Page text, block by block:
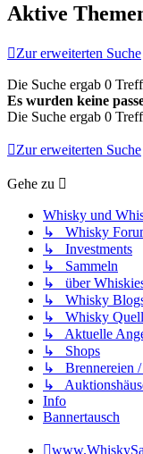
Aktive
Zur erweiterten Suche
Die Suche ergab 0
Es wurden keine
Die Suche ergab 0
Zur erweiterten Suche
Gehe zu
Whisky und
↳ Whisky
↳ Investments
↳ Sammeln
↳ über
↳ Whisky
↳ Whisky
↳ Aktuelle
↳ Shops
↳ Brennereien /
↳
Info
Bannertausch